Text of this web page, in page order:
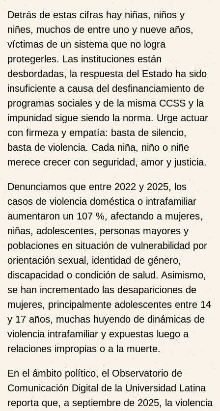
Detrás de estas cifras hay niñas, niños y
niñes, muchos de entre uno y nueve años,
víctimas de un sistema que no logra
protegerles. Las instituciones están
desbordadas, la respuesta del Estado ha sido
insuficiente a causa del desfinanciamiento de
programas sociales y de la misma CCSS y la
impunidad sigue siendo la norma. Urge actuar
con firmeza y empatía: basta de silencio,
basta de violencia. Cada niña, niño o niñe
merece crecer con seguridad, amor y justicia.
Denunciamos que entre 2022 y 2025, los
casos de violencia doméstica o intrafamiliar
aumentaron un 107 %, afectando a mujeres,
niñas, adolescentes, personas mayores y
poblaciones en situación de vulnerabilidad por
orientación sexual, identidad de género,
discapacidad o condición de salud. Asimismo,
se han incrementado las desapariciones de
mujeres, principalmente adolescentes entre 14
y 17 años, muchas huyendo de dinámicas de
violencia intrafamiliar y expuestas luego a
relaciones impropias o a la muerte.
En el ámbito político, el Observatorio de
Comunicación Digital de la Universidad Latina
reporta que, a septiembre de 2025, la violencia